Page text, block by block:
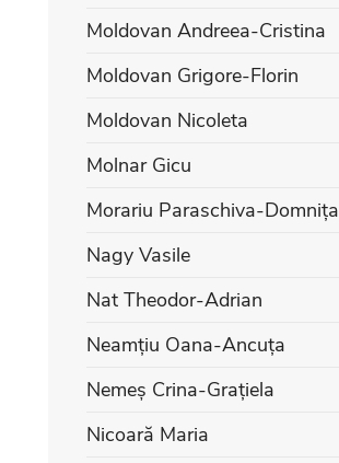
Moldovan Andreea-Cristina
Moldovan Grigore-Florin
Moldovan Nicoleta
Molnar Gicu
Morariu Paraschiva-Domnița
Nagy Vasile
Nat Theodor-Adrian
Neamțiu Oana-Ancuța
Nemeș Crina-Grațiela
Nicoară Maria